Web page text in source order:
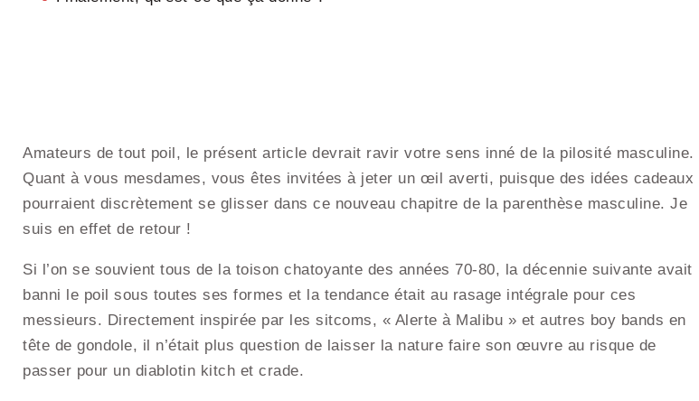
Amateurs de tout poil, le présent article devrait ravir votre sens inné de la pilosité masculine.
Quant à vous mesdames, vous êtes invitées à jeter un œil averti, puisque des idées cadeaux
pourraient discrètement se glisser dans ce nouveau chapitre de la parenthèse masculine. Je
suis en effet de retour !
Si l’on se souvient tous de la toison chatoyante des années 70-80, la décennie suivante avait
banni le poil sous toutes ses formes et la tendance était au rasage intégrale pour ces
messieurs. Directement inspirée par les sitcoms, « Alerte à Malibu » et autres boy bands en
tête de gondole, il n’était plus question de laisser la nature faire son œuvre au risque de
passer pour un diablotin kitch et crade.